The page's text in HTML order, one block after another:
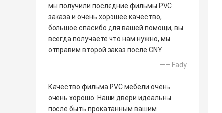
мы получили последние фильмы PVC
заказа и очень хорошее качество,
большое спасибо для вашей помощи, вы
всегда получаете что нам нужно, мы
отправим второй заказ после CNY
—— Fady
Качество фильма PVC мебели очень
очень хорошо. Наши двери идеальны
после быть прокатанным вашим